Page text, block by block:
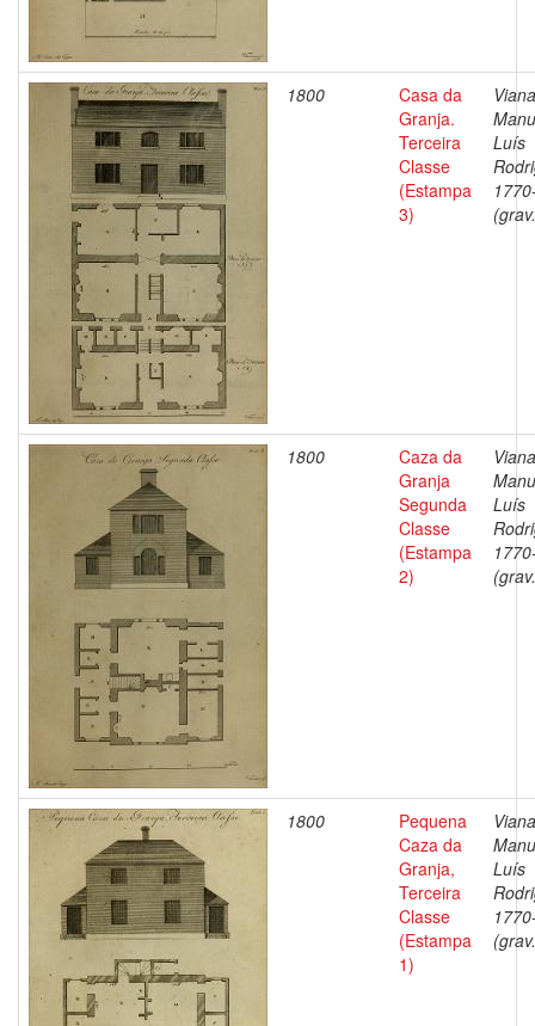
1800
Casa da
Granja.
Terceira
Classe
(Estampa
3)
Luís
1800
Caza da
Granja
Segunda
Classe
(Estampa
2)
Luís
1800
Pequena
Caza da
Granja,
Terceira
Classe
(Estampa
1)
Luís